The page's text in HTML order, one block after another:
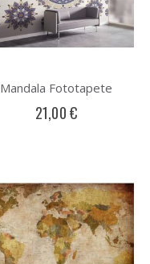
Mandala Fototapete
21,00 €